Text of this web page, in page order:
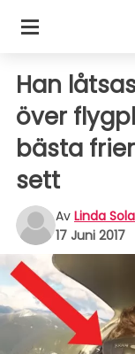
Han
över
bästa
sett
Av Linda
17 Juni 2017